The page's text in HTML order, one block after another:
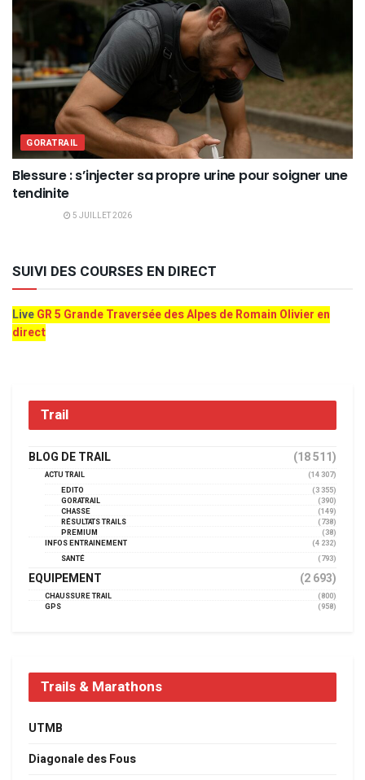
GORATRAIL
Blessure : s’injecter sa propre urine pour soigner une
tendinite
5 JUILLET 2026
SUIVI DES COURSES EN DIRECT
LiveGR 5 Grande Traversée des Alpes de Romain Olivier en
direct
Trail
BLOG DE TRAIL (18 511)
ACTU TRAIL
(14 307)
EDITO
(3 355)
GORATRAIL
(390)
CHASSE
(149)
RÉSULTATS TRAILS
(738)
PREMIUM
(38)
INFOS ENTRAINEMENT
(4 232)
SANTÉ
(793)
EQUIPEMENT (2 693)
CHAUSSURE TRAIL
(800)
GPS
(958)
Trails & Marathons
UTMB
Diagonale des Fous